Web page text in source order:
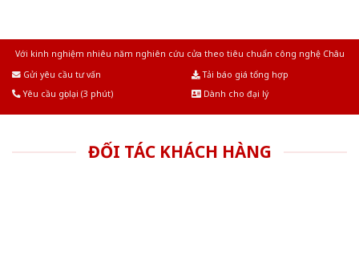
Với kinh nghiệm nhiêu năm nghiên cứu cửa theo tiêu chuẩn công nghệ Châu
Gửi yêu cầu tư vấn
Tải báo giá tổng hợp
Yêu cầu gọi lại (3 phút)
Dành cho đại lý
ĐỐI TÁC KHÁCH HÀNG